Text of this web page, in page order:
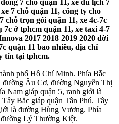
7 chỗ quận 11, xe du lịch 7
7 chỗ quận 11, công ty cho
chỗ trọn gói quận 11, xe 4c-7c
ở tphcm quận 11, xe taxi 4-7
2017 2018 2019 2020 đời
quận 11 bao nhiêu, địa chỉ
tín tại tphcm.
phố Hồ Chí Minh. Phía Bắc
đường Âu Cơ, đường Nguyễn Thị
Nam giáp quận 5, ranh giới là
Bắc giáp quận Tân Phú. Tây
là đường Hùng Vương. Phía
Lý Thường Kiệt.